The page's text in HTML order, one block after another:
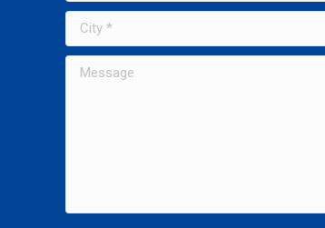
City *
Message